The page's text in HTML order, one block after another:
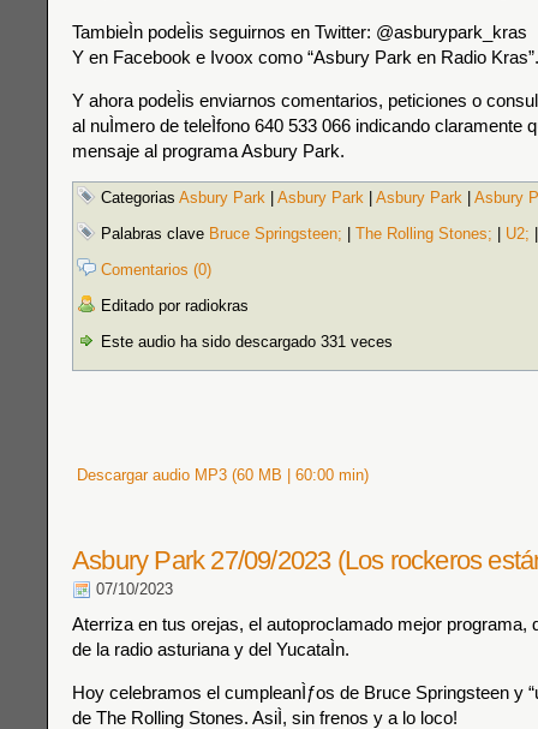
TambieÌn podeÌis seguirnos en Twitter: @asburypark_kras
Y en Facebook e Ivoox como “Asbury Park en Radio Kras”.
Y ahora podeÌis enviarnos comentarios, peticiones o
al nuÌmero de teleÌfono 640 533 066 indicando claramente
mensaje al programa Asbury Park.
Categorias Asbury Park Asbury Park Asbury Park
Asbury
Palabras clave Bruce Springsteen; The Rolling Stones; U2;
Comentarios (0)
Editado por radiokras
Este audio ha sido descargado 331 veces
Descargar audio MP3 (60 MB | 60:00 min)
Asbury Park 27/09/2023 (Los rockeros
07/10/2023
Aterriza en tus orejas, el autoproclamado mejor programa,
de la radio asturiana y del YucataÌn.
Hoy celebramos el cumpleanÌƒos de Bruce Springsteen y
de The Rolling Stones. AsiÌ, sin frenos y a lo loco!